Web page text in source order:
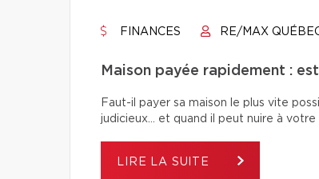
FINANCES RE/MAX
Maison payée rapidement :
Faut-il payer sa maison le plus vite
judicieux… et quand il peut nuire à votre
LIRE LA SUITE